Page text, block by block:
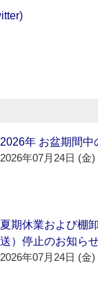
2026年 お盆期間
2026年07月24日 (金)
夏期休業および棚
送）停止のお知ら
2026年07月24日 (金)